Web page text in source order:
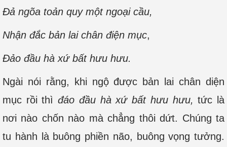
Đả ngõa toản quy một ngoại cầu,
Nhận đắc bản lai chân điện mục,
Đảo đầu hà xứ bất hưu hưu.
Ngài nói rằng, khi ngộ được bản lai chân diện
mục rồi thìđáo đầu hà xứ bất hưu hưu,tức là
nơi nào chốn nào mà chẳng thôi dứt. Chúng ta
tu hành là buông phiền não, buông vọng tưởng.